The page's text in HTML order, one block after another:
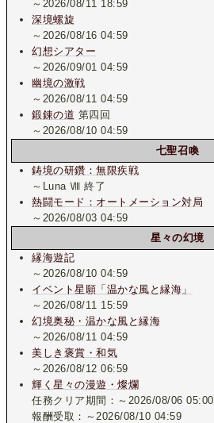
～2026/08/11 18:59
深境螺旋
～2026/08/16 04:59
幻想シアター
～2026/09/01 04:59
幽境の激戦
～2026/08/11 04:59
鍛錬の道 第四回
～2026/08/10 04:59
七聖召喚
鋳境の研鑽：無限疾戦
～Luna Ⅷ 終了
熱闘モード：オートメーション対局
～2026/08/03 04:59
星々の幻境
縁海遊記
～2026/08/10 04:59
イベント星願「温かな風と縁海」
～2026/08/11 15:59
幻境奥秘・温かな風と縁海
～2026/08/11 04:59
美しき褒賞・和気
～2026/08/12 06:59
輝く星々の漫遊・燦爛
任務クリア期間：～2026/08/06 05:00
報酬受取：～2026/08/10 04:59